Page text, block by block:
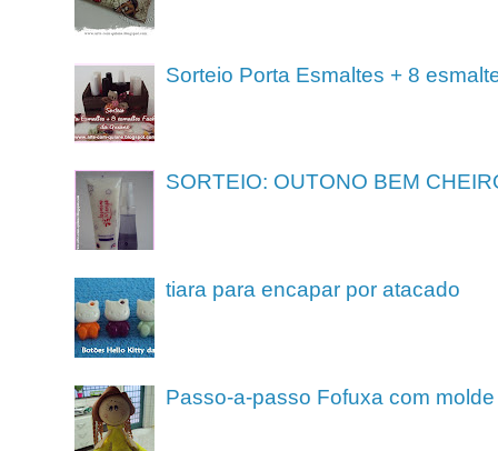
Sorteio Porta Esmaltes + 8
SORTEIO: OUTONO BEM
tiara para encapar por atacado
Passo-a-passo Fofuxa com molde